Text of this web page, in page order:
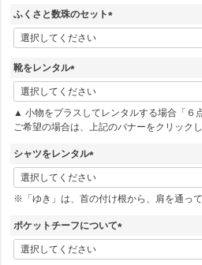
ふくさと数珠のセット
(
必
靴をレンタル
(
必
須
)
▲ 小物をプラスしてレンタルする場合「６
ご希望の場合は、上記のバナーをクリックし
シャツをレンタル
(
必
須
※「ゆき」は、首の付け根から、肩を通って
ポケットチーフについて
(
必